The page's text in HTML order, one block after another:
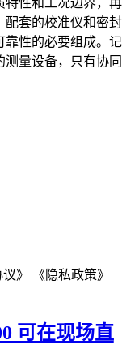
配套的校准仪和密封
靠性的必要组成。记
量设备，只有协同
》 《隐私政策》
可在现场直